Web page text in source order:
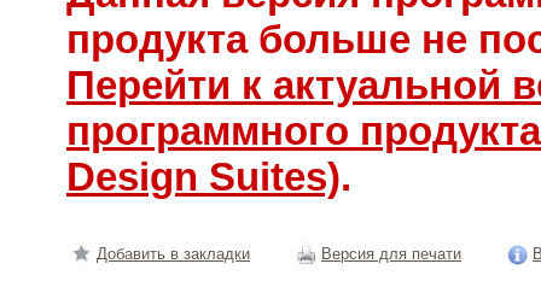
продукта больше не
Перейти к актуальной
программного
Design Suites).
Добавить в закладки Версия для печати